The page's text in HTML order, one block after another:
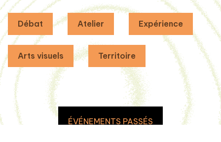
Débat Atelier Expérience
Arts visuels Territoire
ÉVÉNEMENTS PASSÉS